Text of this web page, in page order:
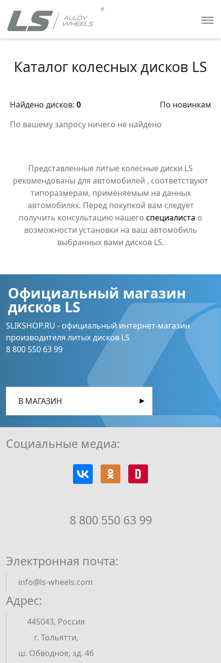
Каталог колесных дисков LS
Найдено дисков: 0
По новинкам
По вашему запросу ничего не найдено
Представленные литые колесные диски LS
рекомендованы для автомобилей , соответствуют
типоразмерам, применяемым на данных
автомобилях. Перед покупкой вам следует
получить консультацию нашего специалиста о
возможности установки на ваш автомобиль
выбранных вами дисков LS.
Официальный магазин
дисков LS
SLIKSHOP.RU - официальный интернет-магазин
производителя литых дисков LS
8 800 550 63 99
В МАГАЗИН
Адрес:
445043, Россия
г. Тольятти,
ш. Обводное, зд. 46
8 800 550 63 99
Электронная почта:
info@ls-wheels.com
Социальные медиа: